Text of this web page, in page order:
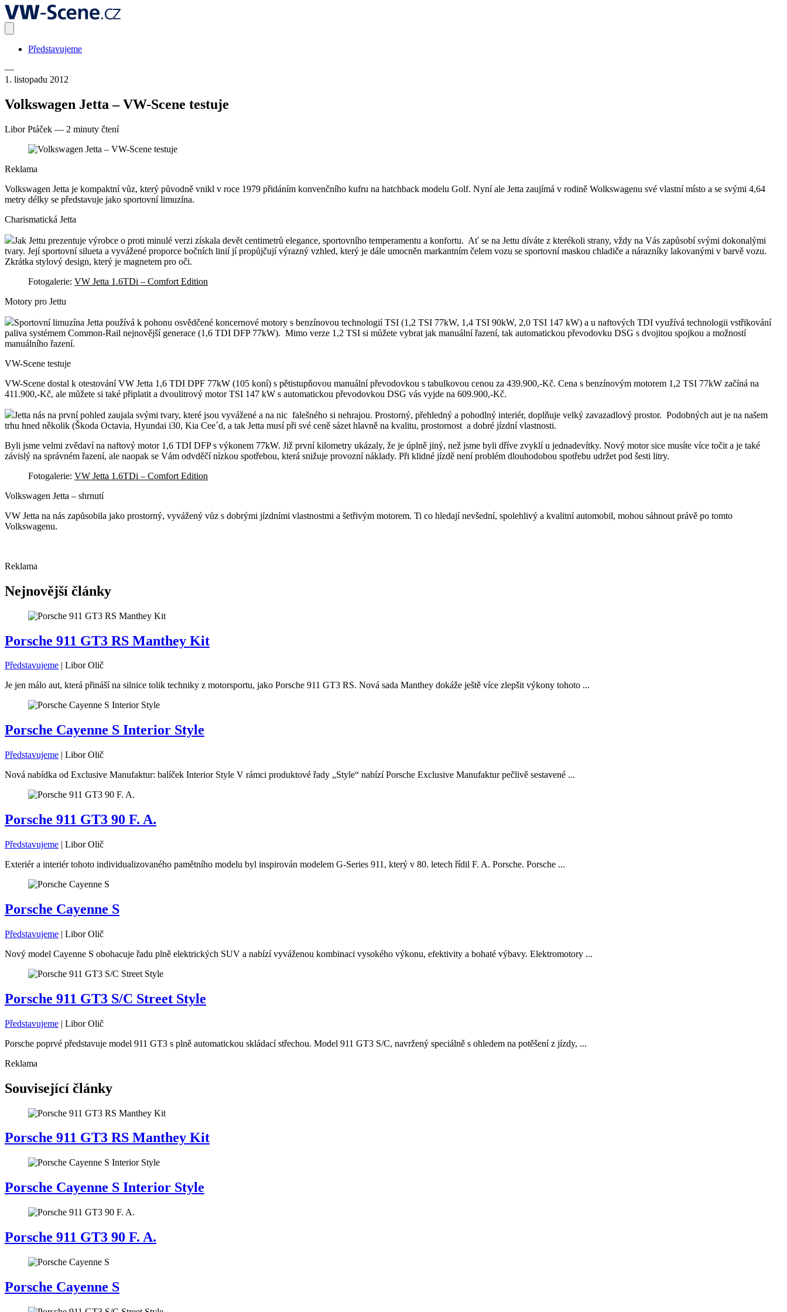
Představujeme
—
1. listopadu 2012
Volkswagen Jetta – VW-Scene testuje
Libor Ptáček — 2 minuty čtení
Reklama
Volkswagen Jetta je kompaktní vůz, který původně vnikl v roce 1979 přidáním konvenčního kufru na hatchback modelu Golf. Nyní ale Jetta zaujímá v rodině Wolkswagenu své vlastní místo a se svými 4,64
metry délky se představuje jako sportovní limuzína.
Charismatická Jetta
Jak Jettu prezentuje výrobce o proti minulé verzi získala devět centimetrů elegance, sportovního temperamentu a konfortu. Ať se na Jettu díváte z kterékoli strany, vždy na Vás zapůsobí svými dokonalými
tvary. Její sportovní silueta a vyvážené proporce bočních linií jí propůjčují výrazný vzhled, který je dále umocněn markantním čelem vozu se sportovní maskou chladiče a nárazníky lakovanými v barvě vozu.
Zkrátka stylový design, který je magnetem pro oči.
Fotogalerie: VW Jetta 1.6TDi – Comfort Edition
Motory pro Jettu
Sportovní limuzína Jetta používá k pohonu osvědčené koncernové motory s benzínovou technologií TSI (1,2 TSI 77kW, 1,4 TSI 90kW, 2,0 TSI 147 kW) a u naftových TDI využívá technologii vstřikování
paliva systémem Common-Rail nejnovější generace (1,6 TDI DFP 77kW). Mimo verze 1,2 TSI si můžete vybrat jak manuální řazení, tak automatickou převodovku DSG s dvojitou spojkou a možností
manuálního řazení.
VW-Scene testuje
VW-Scene dostal k otestování VW Jetta 1,6 TDI DPF 77kW (105 koní) s pětistupňovou manuální převodovkou s tabulkovou cenou za 439.900,-Kč. Cena s benzínovým motorem 1,2 TSI 77kW začíná na
411.900,-Kč, ale můžete si také připlatit a dvoulitrový motor TSI 147 kW s automatickou převodovkou DSG vás vyjde na 609.900,-Kč.
Jetta nás na první pohled zaujala svými tvary, které jsou vyvážené a na nic falešného si nehrajou. Prostorný, přehledný a pohodlný interiér, doplňuje velký zavazadlový prostor. Podobných aut je na našem
trhu hned několik (Škoda Octavia, Hyundai i30, Kia Cee´d, a tak Jetta musí při své ceně sázet hlavně na kvalitu, prostornost a dobré jízdní vlastnosti.
Byli jsme velmi zvědaví na naftový motor 1,6 TDI DFP s výkonem 77kW. Již první kilometry ukázaly, že je úplně jiný, než jsme byli dříve zvyklí u jednadevítky. Nový motor sice musíte více točit a je také
závislý na správném řazení, ale naopak se Vám odvděčí nízkou spotřebou, která snižuje provozní náklady. Při klidné jízdě není problém dlouhodobou spotřebu udržet pod šesti litry.
Fotogalerie: VW Jetta 1.6TDi – Comfort Edition
Volkswagen Jetta – shrnutí
VW Jetta na nás zapůsobila jako prostorný, vyvážený vůz s dobrými jízdními vlastnostmi a šetřivým motorem. Ti co hledají nevšední, spolehlivý a kvalitní automobil, mohou sáhnout právě po tomto
Volkswagenu.
Reklama
Nejnovější články
Porsche 911 GT3 RS Manthey Kit
Představujeme | Libor Olič
Je jen málo aut, která přináší na silnice tolik techniky z motorsportu, jako Porsche 911 GT3 RS. Nová sada Manthey dokáže ještě více zlepšit výkony tohoto ...
Porsche Cayenne S Interior Style
Představujeme | Libor Olič
Nová nabídka od Exclusive Manufaktur: balíček Interior Style V rámci produktové řady „Style“ nabízí Porsche Exclusive Manufaktur pečlivě sestavené ...
Porsche 911 GT3 90 F. A.
Představujeme | Libor Olič
Exteriér a interiér tohoto individualizovaného pamětního modelu byl inspirován modelem G-Series 911, který v 80. letech řídil F. A. Porsche. Porsche ...
Porsche Cayenne S
Představujeme | Libor Olič
Nový model Cayenne S obohacuje řadu plně elektrických SUV a nabízí vyváženou kombinaci vysokého výkonu, efektivity a bohaté výbavy. Elektromotory ...
Porsche 911 GT3 S/C Street Style
Představujeme | Libor Olič
Porsche poprvé představuje model 911 GT3 s plně automatickou skládací střechou. Model 911 GT3 S/C, navržený speciálně s ohledem na potěšení z jízdy, ...
Reklama
Související články
Porsche 911 GT3 RS Manthey Kit
Porsche Cayenne S Interior Style
Porsche 911 GT3 90 F. A.
Porsche Cayenne S